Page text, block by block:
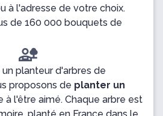
à l'adresse de votre choix.
de 160 000 bouquets de
planteur d'arbres de
proposons de planter un
à l'être aimé. Chaque arbre est